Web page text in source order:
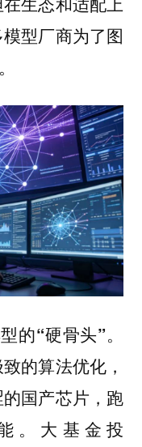
型厂商为了图
的“硬骨头”。
的算法优化，
国产芯片，跑
。大基金投